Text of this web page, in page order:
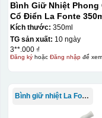
Bình Giữ Nhiệt Phong
Cổ Điển La Fonte
Kích thước: 350ml
TG sản xuất: 10 ngày
3**.000 ₫
Đăng kýhoặc Đăng nhậpđể
Bình giữ nhiệt La Fonte